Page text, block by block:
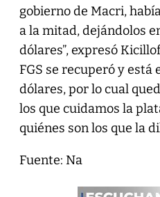
gobierno de Macri,
a la mitad, dejándolos
dólares”, expresó
FGS se recuperó y está
dólares, por lo cual
los que cuidamos la
quiénes son los que la
Fuente: Na